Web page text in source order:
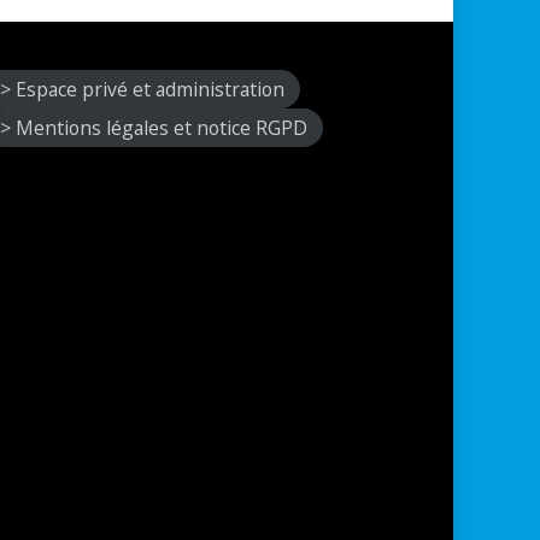
> Espace privé et administration
> Mentions légales et notice RGPD